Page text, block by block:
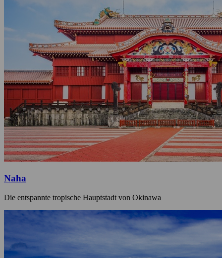
Naha
Die entspannte tropische Hauptstadt von Okinawa